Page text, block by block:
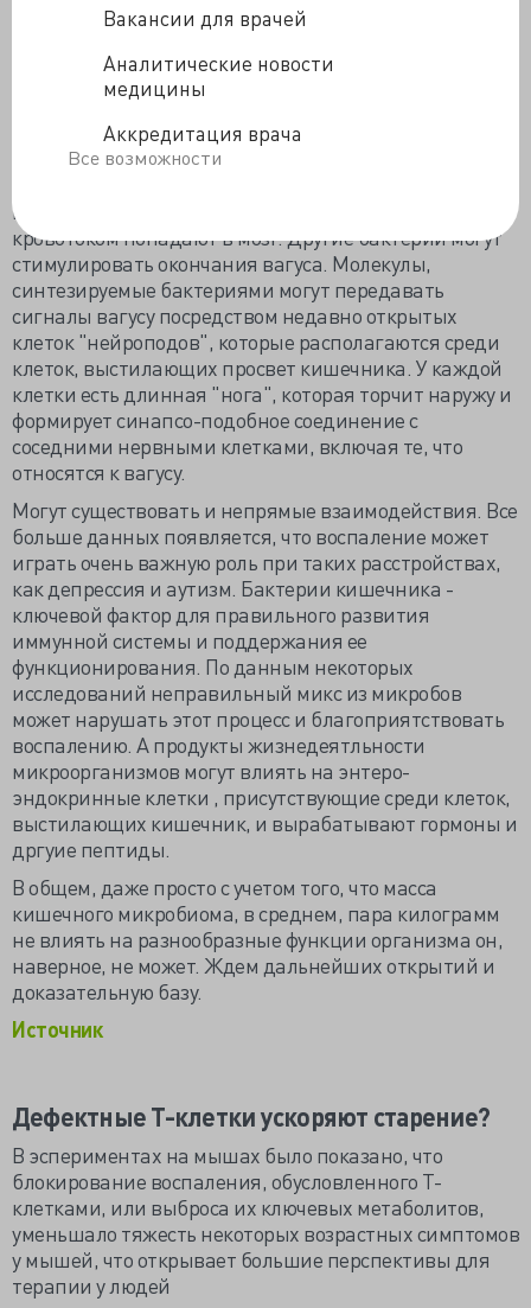
Вакансии для врачей
Аналитические новости
медицины
Аккредитация врача
Все возможности
процесса. Ряд открытий и закономерностей уже
даже в журнале Nature Microbiology в апреле 2019
Исследователи уже предполагают, каким образом
кишечные микроорганизмы могут влиять на функцию
производить молекулы-мессенджеры, которые с
кровотоком попадают в мозг. Другие бактерии могут
стимулировать окончания вагуса. Молекулы,
синтезируемые бактериями могут передавать
сигналы вагусу посредством недавно открытых
клеток "нейроподов", которые располагаются среди
клеток, выстилающих просвет кишечника. У каждой
клетки есть длинная "нога", которая торчит наружу и
формирует синапсо-подобное соединение с
соседними нервными клетками, включая те, что
относятся к вагусу.
Могут существовать и непрямые взаимодействия. Все
больше данных появляется, что воспаление может
играть очень важную роль при таких расстройствах,
как депрессия и аутизм. Бактерии кишечника -
ключевой фактор для правильного развития
иммунной системы и поддержания ее
функционирования. По данным некоторых
исследований неправильный микс из микробов
может нарушать этот процесс и благоприятствовать
воспалению. А продукты жизнедеятльности
микроорганизмов могут влиять на энтеро-
эндокринные клетки , присутствующие среди клеток,
выстилающих кишечник, и вырабатывают гормоны и
дргуие пептиды.
В общем, даже просто с учетом того, что масса
кишечного микробиома, в среднем, пара килограмм
не влиять на разнообразные функции организма он,
наверное, не может. Ждем дальнейших открытий и
доказательную базу.
Источник
Дефектные Т-клетки ускоряют старение?
В эспериментах на мышах было показано, что
блокирование воспаления, обусловленного Т-
клетками, или выброса их ключевых метаболитов,
уменьшало тяжесть некоторых возрастных симптомов
у мышей, что открывает большие перспективы для
терапии у людей